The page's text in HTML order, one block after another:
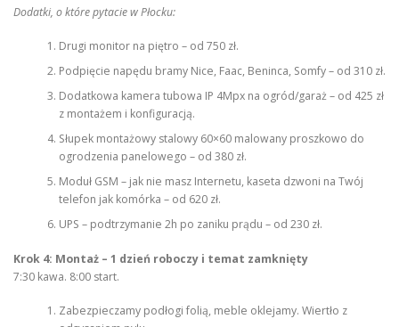
Dodatki, o które pytacie w Płocku:
Drugi monitor na piętro – od 750 zł.
Podpięcie napędu bramy Nice, Faac, Beninca, Somfy – od 310 zł.
Dodatkowa kamera tubowa IP 4Mpx na ogród/garaż – od 425 zł
z montażem i konfiguracją.
Słupek montażowy stalowy 60×60 malowany proszkowo do
ogrodzenia panelowego – od 380 zł.
Moduł GSM – jak nie masz Internetu, kaseta dzwoni na Twój
telefon jak komórka – od 620 zł.
UPS – podtrzymanie 2h po zaniku prądu – od 230 zł.
Krok 4: Montaż – 1 dzień roboczy i temat zamknięty
7:30 kawa. 8:00 start.
Zabezpieczamy podłogi folią, meble oklejamy. Wiertło z